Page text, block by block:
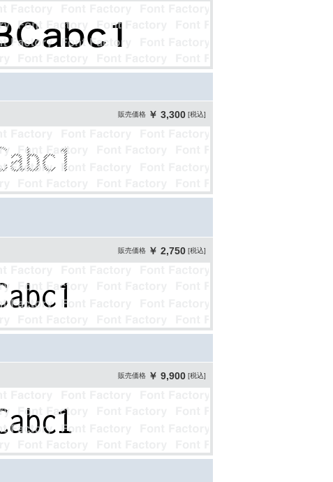
販売価格 ￥ 3,300 [税込]
販売価格 ￥ 2,750 [税込]
販売価格 ￥ 9,900 [税込]